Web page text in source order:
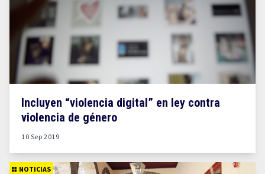
Incluyen “violencia digital” en ley contra
violencia de género
10 Sep 2019
NOTICIAS